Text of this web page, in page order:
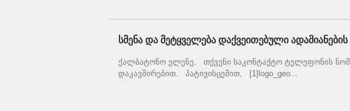
სმენა და მეტყველება დაქვეითებული
ქალბატონო ელენე, თქვენი საკონტაქტო ტელეფონის
დაკავშირებით. პატივისცემით, [1]logo_geo...